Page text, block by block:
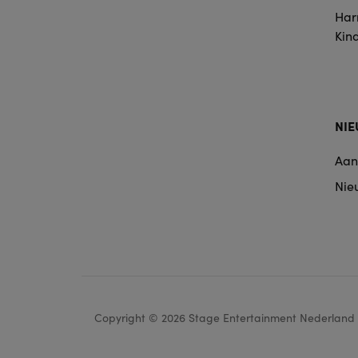
Copyright © 2026 Stage Entertainment Nederland